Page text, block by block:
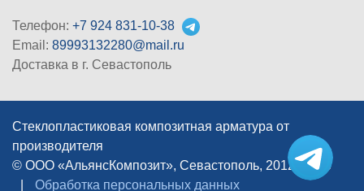
Телефон: +7 924 831-10-38
Email: 89993132280@mail.ru
Доставка в г. Севастополь
Стеклопластиковая композитная арматура от
производителя
© ООО «АльянсКомпозит», Севастополь, 2012–2026
Обработка персональных данных